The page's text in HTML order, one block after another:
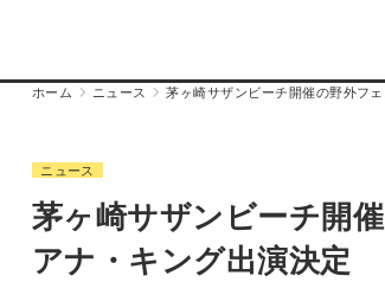
ホーム ニュース 茅ヶ崎サザンビーチ開催の野外フ
ニュース
茅ヶ崎サザンビーチ開
アナ・キング出演決定